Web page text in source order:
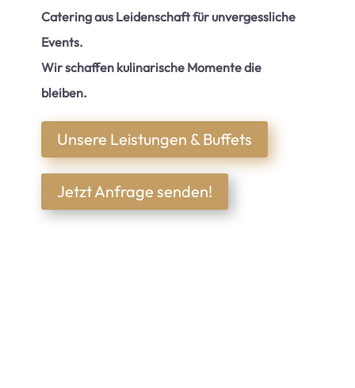
Catering aus Leidenschaft für unvergessliche
Events.
Wir schaffen kulinarische Momente die
bleiben.
Unsere Leistungen & Buffets
Jetzt Anfrage senden!